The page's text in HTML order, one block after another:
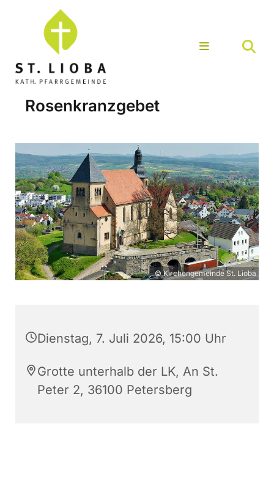
Rosenkranzgebet
© Kirchengemeinde St. Lioba
Dienstag, 7. Juli 2026, 15:00 Uhr
Grotte unterhalb der LK, An St.
Peter 2, 36100 Petersberg